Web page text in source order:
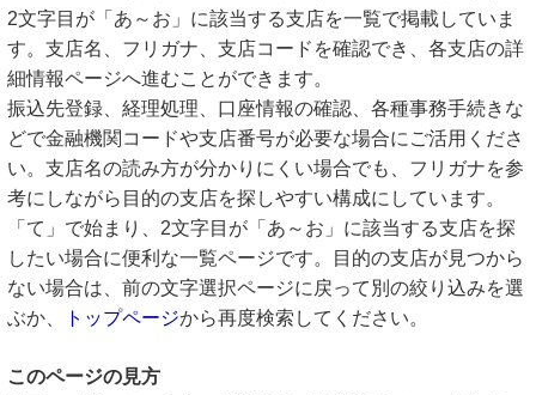
2文字目が「あ～お」に該当する支店を一覧で掲載していま
す。支店名、フリガナ、支店コードを確認でき、各支店の詳
細情報ページへ進むことができます。
振込先登録、経理処理、口座情報の確認、各種事務手続きな
どで金融機関コードや支店番号が必要な場合にご活用くださ
い。支店名の読み方が分かりにくい場合でも、フリガナを参
考にしながら目的の支店を探しやすい構成にしています。
「て」で始まり、2文字目が「あ～お」に該当する支店を探
したい場合に便利な一覧ページです。目的の支店が見つから
ない場合は、前の文字選択ページに戻って別の絞り込みを選
ぶか、
トップページから再度検索してください。
このページの見方